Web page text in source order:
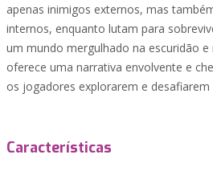
apenas inimigos externos, mas
internos, enquanto lutam para
um mundo mergulhado na escuridão e
oferece uma narrativa envolvente e
os jogadores explorarem e desafiarem
Características